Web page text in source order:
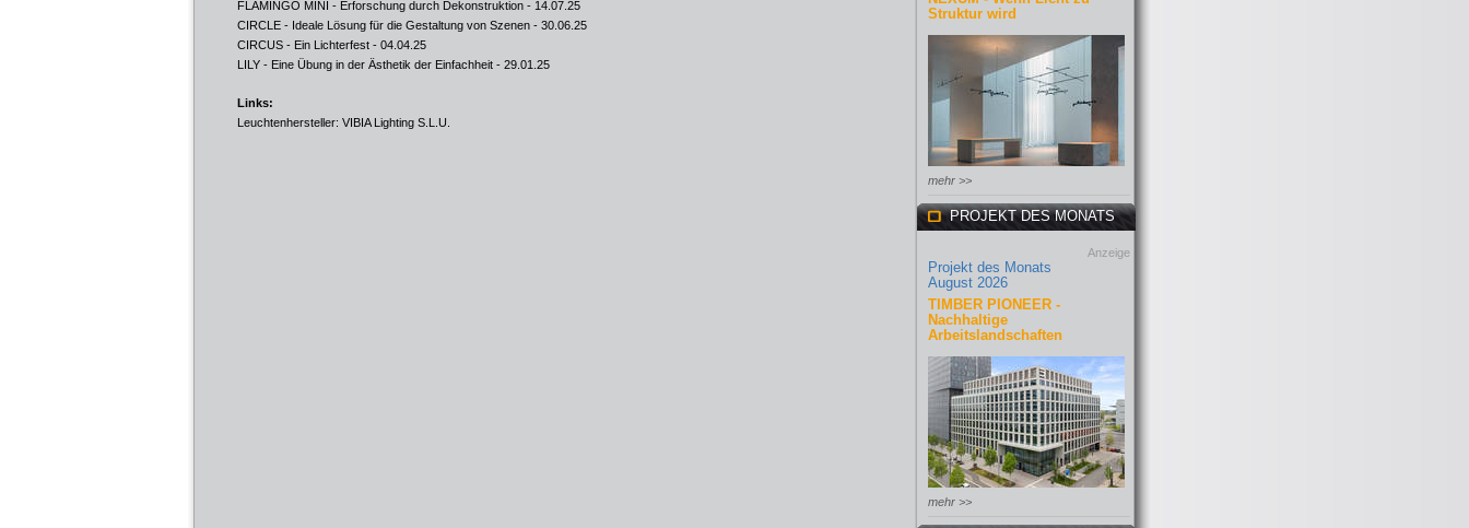
FLAMINGO MINI - Erforschung durch Dekonstruktion - 14.07.25
CIRCLE - Ideale Lösung für die Gestaltung von Szenen - 30.06.25
CIRCUS - Ein Lichterfest - 04.04.25
LILY - Eine Übung in der Ästhetik der Einfachheit - 29.01.25
Links:
Leuchtenhersteller: VIBIA Lighting S.L.U.
Struktur wird
mehr >>
PROJEKT DES MONATS
Anzeige
Projekt des Monats
August 2026
TIMBER PIONEER -
Nachhaltige
Arbeitslandschaften
mehr >>